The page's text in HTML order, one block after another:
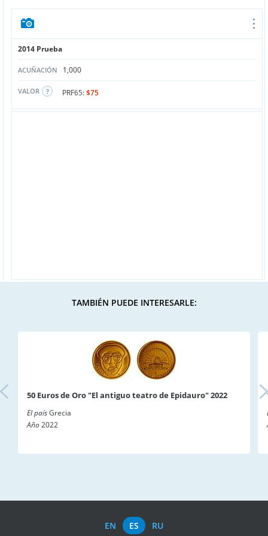
2014 Prueba
ACUÑACIÓN 1,000
VALOR PRF65:$75
TAMBIÉN PUEDE INTERESARLE:
50 Euros de Oro "El antiguo teatro de Epidauro" 2022
El paísGrecia
Año2022
EN ES RU